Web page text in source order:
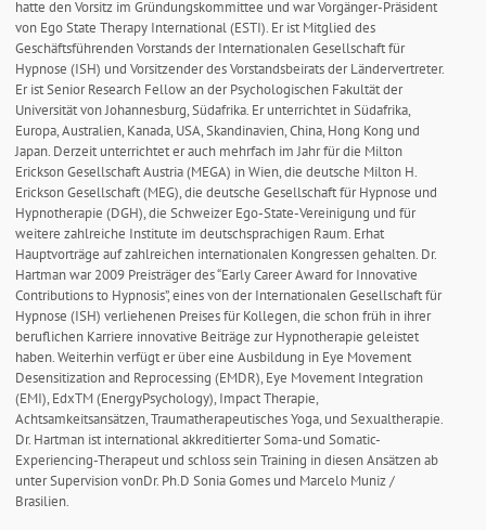
hatte den Vorsitz im Gründungskommittee und war Vorgänger-Präsident
von Ego State Therapy International (ESTI). Er ist Mitglied des
Geschäftsführenden Vorstands der Internationalen Gesellschaft für
Hypnose (ISH) und Vorsitzender des Vorstandsbeirats der Ländervertreter.
Er ist Senior Research Fellow an der Psychologischen Fakultät der
Universität von Johannesburg, Südafrika. Er unterrichtet in Südafrika,
Europa, Australien, Kanada, USA, Skandinavien, China, Hong Kong und
Japan. Derzeit unterrichtet er auch mehrfach im Jahr für die Milton
Erickson Gesellschaft Austria (MEGA) in Wien, die deutsche Milton H.
Erickson Gesellschaft (MEG), die deutsche Gesellschaft für Hypnose und
Hypnotherapie (DGH), die Schweizer Ego-State-Vereinigung und für
weitere zahlreiche Institute im deutschsprachigen Raum. Erhat
Hauptvorträge auf zahlreichen internationalen Kongressen gehalten. Dr.
Hartman war 2009 Preisträger des “Early Career Award for Innovative
Contributions to Hypnosis”, eines von der Internationalen Gesellschaft für
Hypnose (ISH) verliehenen Preises für Kollegen, die schon früh in ihrer
beruflichen Karriere innovative Beiträge zur Hypnotherapie geleistet
haben. Weiterhin verfügt er über eine Ausbildung in Eye Movement
Desensitization and Reprocessing (EMDR), Eye Movement Integration
(EMI), EdxTM (EnergyPsychology), Impact Therapie,
Achtsamkeitsansätzen, Traumatherapeutisches Yoga, und Sexualtherapie.
Dr. Hartman ist international akkreditierter Soma-und Somatic-
Experiencing-Therapeut und schloss sein Training in diesen Ansätzen ab
unter Supervision vonDr. Ph.D Sonia Gomes und Marcelo Muniz /
Brasilien.